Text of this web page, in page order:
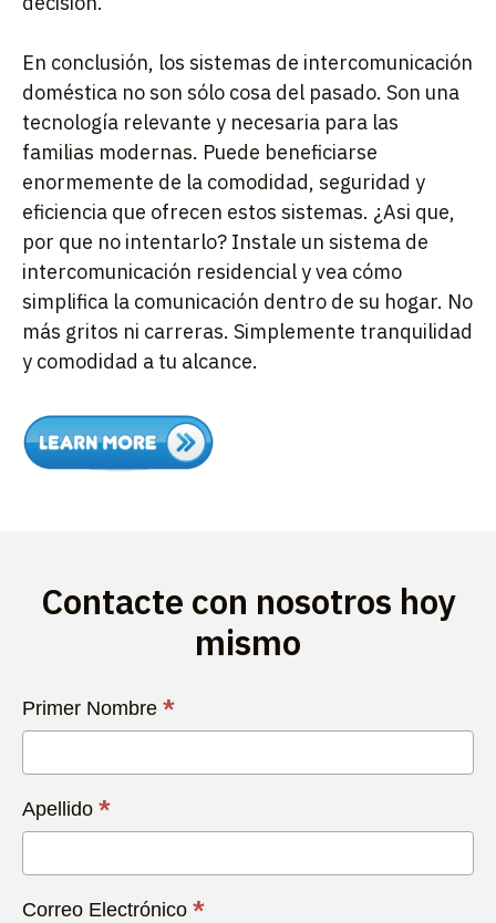
En conclusión, los sistemas de intercomunicación
doméstica no son sólo cosa del pasado. Son una
tecnología relevante y necesaria para las
familias modernas. Puede beneficiarse
enormemente de la comodidad, seguridad y
eficiencia que ofrecen estos sistemas. ¿Asi que,
por que no intentarlo? Instale un sistema de
intercomunicación residencial y vea cómo
simplifica la comunicación dentro de su hogar. No
más gritos ni carreras. Simplemente tranquilidad
y comodidad a tu alcance.
Contacte con nosotros hoy
mismo
Contacta
con
Hoy
Primer Nombre *
Apellido *
Correo Electrónico *